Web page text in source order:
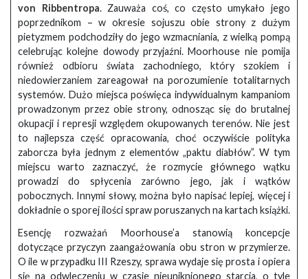
von Ribbentropa. Zauważa coś, co często umykało jego
poprzednikom – w okresie sojuszu obie strony z dużym
pietyzmem podchodziły do jego wzmacniania, z wielką pompą
celebrując kolejne dowody przyjaźni. Moorhouse nie pomija
również odbioru świata zachodniego, który szokiem i
niedowierzaniem zareagował na porozumienie totalitarnych
systemów. Dużo miejsca poświęca indywidualnym kampaniom
prowadzonym przez obie strony, odnosząc się do brutalnej
okupacji i represji względem okupowanych terenów. Nie jest
to najlepsza część opracowania, choć oczywiście polityka
zaborcza była jednym z elementów „paktu diabłów”. W tym
miejscu warto zaznaczyć, że rozmycie głównego wątku
prowadzi do spłycenia zarówno jego, jak i wątków
pobocznych. Innymi słowy, można było napisać lepiej, więcej i
dokładnie o sporej ilości spraw poruszanych na kartach książki.
Esencję rozważań Moorhouse’a stanowią koncepcje
dotyczące przyczyn zaangażowania obu stron w przymierze.
O ile w przypadku III Rzeszy, sprawa wydaje się prosta i opiera
się na odwleczeniu w czasie nieuniknionego starcia, o tyle